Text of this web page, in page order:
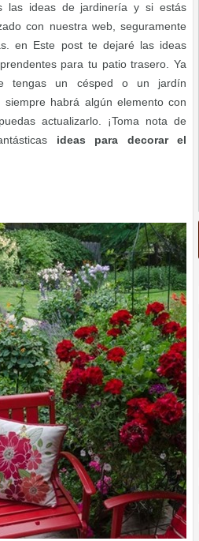
las ideas de jardinería y si estás
con nuestra web, seguramente
en Este post te dejaré las ideas
para tu patio trasero. Ya
tengas un césped o un jardín
siempre habrá algún elemento con
actualizarlo. ¡Toma nota de
ideas para decorar el